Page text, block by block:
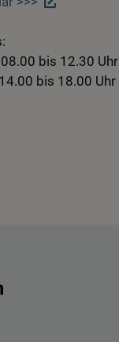
bis 12.30 Uhr
bis 18.00 Uhr